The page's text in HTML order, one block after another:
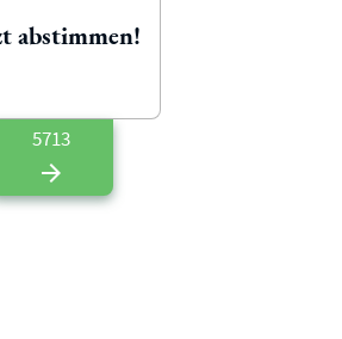
abstimmen!
5713